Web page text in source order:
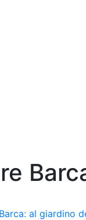
al giardino